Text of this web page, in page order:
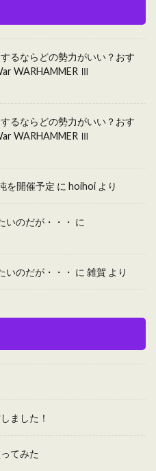
るならどの勢力がいい？おす
WARHAMMER Ⅲ
るならどの勢力がいい？おす
WARHAMMER Ⅲ
を開催予定 に hoihoi より
のだが・・・ に
のだが・・・ に 雑賀 より
ました！
てみた